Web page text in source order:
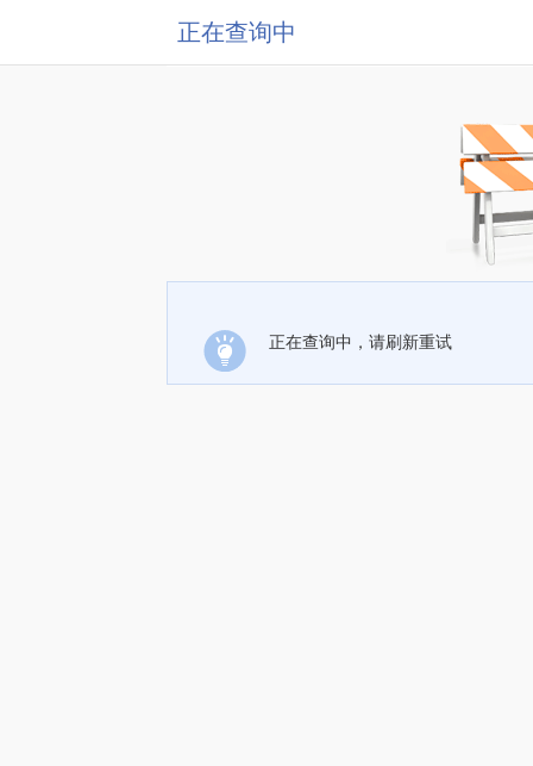
正在查询中
正在查询中，请刷新重试